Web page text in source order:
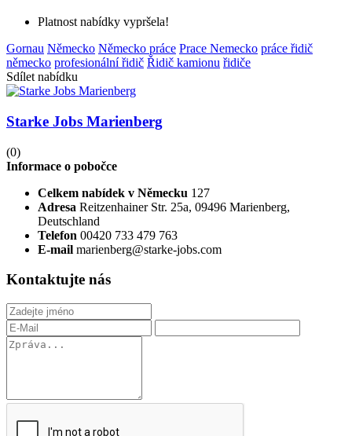
Platnost nabídky vypršela!
Gornau Německo Německo práce Prace Nemecko práce řidič
německo profesionální řidič Řidič kamionu řidiče
Sdílet nabídku
Starke Jobs Marienberg
(0)
Informace o pobočce
Celkem nabídek v Německu 127
Adresa Reitzenhainer Str. 25a, 09496 Marienberg,
Deutschland
Telefon 00420 733 479 763
E-mail marienberg@starke-jobs.com
Kontaktujte nás